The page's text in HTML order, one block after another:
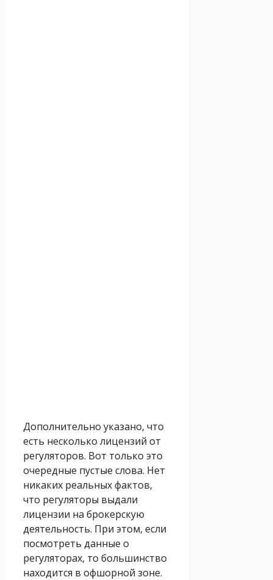
Дополнительно указано, что
есть несколько лицензий от
регуляторов. Вот только это
очередные пустые слова. Нет
никаких реальных фактов,
что регуляторы выдали
лицензии на брокерскую
деятельность. При этом, если
посмотреть данные о
регуляторах, то большинство
находится в офшорной зоне.